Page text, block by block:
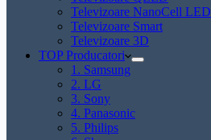
Televizoare NanoCell LED
Televizoare Smart
Televizoare 3D
TOP Producatori
1. Samsung
2. LG
3. Sony
4. Panasonic
5. Philips